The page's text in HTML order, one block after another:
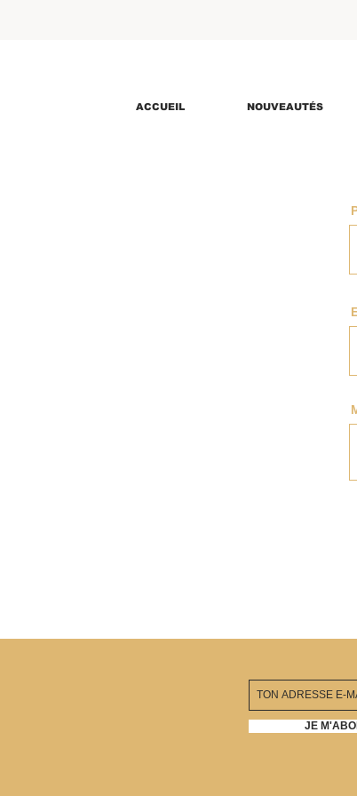
ACCUEIL NOUVEAUTÉS
JE